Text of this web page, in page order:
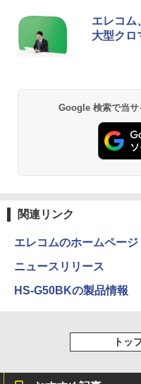
エレコム
大型クロ
Google 検索で当サ
関連リンク
エレコムのホームページ
ニュースリリース
HS-G50BKの製品情報
トッ